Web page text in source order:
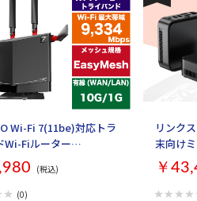
Wi-Fi 7(11be)対応トラ
Wi-Fiルーター
WXR9300BE6P [ブラ
(税込)
(0)
リンク
末向け
最大2
￥